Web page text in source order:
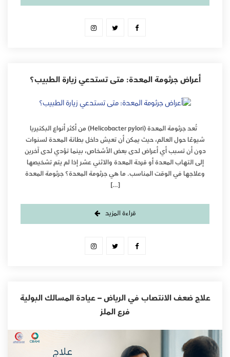
أعراض جرثومة المعدة: متى تستدعي زيارة الطبيب؟
تُعد جرثومة المعدة (Helicobacter pylori) من أكثر أنواع البكتيريا
شيوعًا حول العالم، حيث يمكن أن تعيش داخل بطانة المعدة لسنوات
دون أن تسبب أي أعراض لدى بعض الأشخاص، بينما تؤدي لدى آخرين
إلى التهاب المعدة أو قرحة المعدة والاثني عشر إذا لم يتم تشخيصها
وعلاجها في الوقت المناسب. ما هي جرثومة المعدة؟ جرثومة المعدة
[…]
قراءة المزيد
علاج ضعف الانتصاب في الرياض – عيادة المسالك البولية
فرع الملز